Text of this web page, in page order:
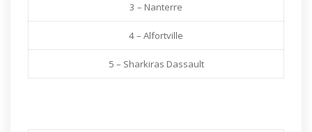
3 – Nanterre
4 – Alfortville
5 – Sharkiras Dassault